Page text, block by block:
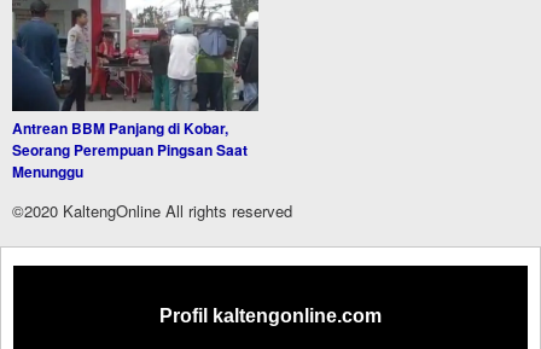
Antrean BBM Panjang di Kobar,
Seorang Perempuan Pingsan Saat
Menunggu
©2020 KaltengOnline All rights reserved
Profil kaltengonline.com